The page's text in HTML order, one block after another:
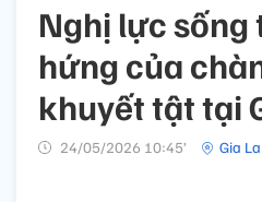
Nghị lực sống
hứng của
khuyết tật tại
24/05/2026 10:45’ Gia